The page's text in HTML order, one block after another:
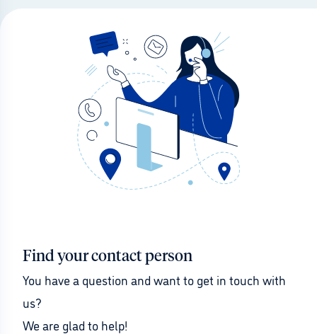
Find your contact person
You have a question and want to get in touch with
us?
We are glad to help!